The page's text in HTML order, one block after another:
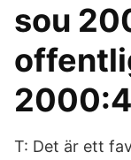
sou
T: Det är ett